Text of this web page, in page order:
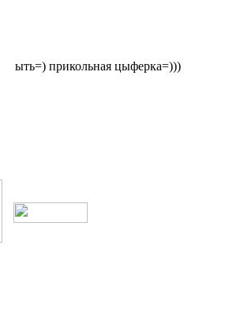
ыть=) прикольная цыферка=)))